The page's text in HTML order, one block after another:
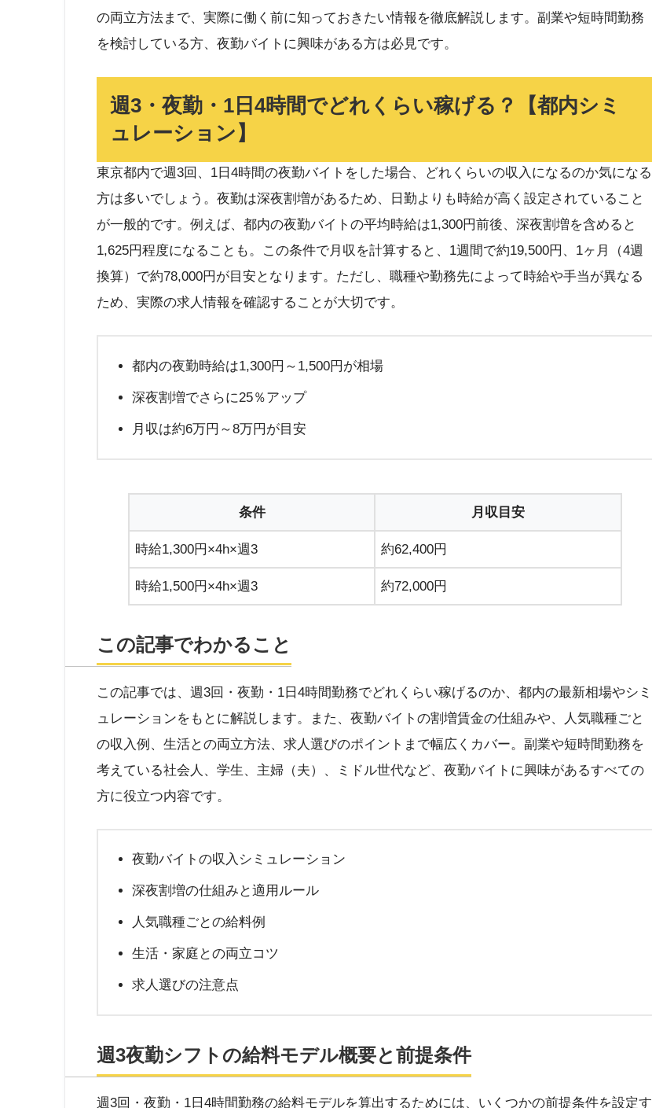
の両立方法まで、実際に働く前に知っておきたい情報を徹底解説します。副業や短時間勤務
を検討している方、夜勤バイトに興味がある方は必見です。
週3・夜勤・1日4時間でどれくらい稼げる？【都内シミ
ュレーション】
東京都内で週3回、1日4時間の夜勤バイトをした場合、どれくらいの収入になるのか気になる
方は多いでしょう。夜勤は深夜割増があるため、日勤よりも時給が高く設定されていること
が一般的です。例えば、都内の夜勤バイトの平均時給は1,300円前後、深夜割増を含めると
1,625円程度になることも。この条件で月収を計算すると、1週間で約19,500円、1ヶ月（4週
換算）で約78,000円が目安となります。ただし、職種や勤務先によって時給や手当が異なる
ため、実際の求人情報を確認することが大切です。
都内の夜勤時給は1,300円～1,500円が相場
深夜割増でさらに25％アップ
月収は約6万円～8万円が目安
条件 月収目安
時給1,300円×4h×週3 約62,400円
時給1,500円×4h×週3 約72,000円
この記事でわかること
この記事では、週3回・夜勤・1日4時間勤務でどれくらい稼げるのか、都内の最新相場やシミ
ュレーションをもとに解説します。また、夜勤バイトの割増賃金の仕組みや、人気職種ごと
の収入例、生活との両立方法、求人選びのポイントまで幅広くカバー。副業や短時間勤務を
考えている社会人、学生、主婦（夫）、ミドル世代など、夜勤バイトに興味があるすべての
方に役立つ内容です。
夜勤バイトの収入シミュレーション
深夜割増の仕組みと適用ルール
人気職種ごとの給料例
生活・家庭との両立コツ
求人選びの注意点
週3夜勤シフトの給料モデル概要と前提条件
週3回・夜勤・1日4時間勤務の給料モデルを算出するためには、いくつかの前提条件を設定す